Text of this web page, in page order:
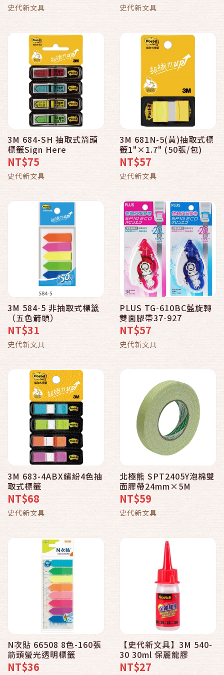
史代新文具 史代新文具
3M 684-SH 抽取式箭頭
標籤Sign Here
NT$75
史代新文具
3M 681N-5(黃)抽取式標
籤1"×1.7" (50張/包)
NT$57
史代新文具
3M 584-5 非抽取式標籤
（五色箭頭）
NT$31
史代新文具
PLUS TG-610BC藍旋轉
雙面膠帶37-927
NT$57
史代新文具
3M 683-4ABX繽紛4色抽
取式標籤
NT$68
史代新文具
北極熊 SPT2405Y泡棉雙
面膠帶24mm×5M
NT$59
史代新文具
N次貼 66508 8色-160張
箭頭螢光透明標籤
NT$36
【史代新文具】3M 540-
30 30ml 保麗龍膠
NT$27